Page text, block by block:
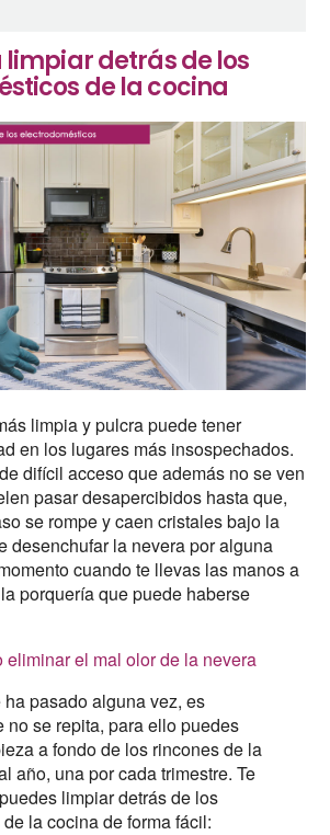
limpiar detrás de los
de la cocina
limpia y pulcra puede tener
en los lugares más insospechados.
difícil acceso que además no se ven
pasar desapercibidos hasta que,
se rompe y caen cristales bajo la
desenchufar la nevera por alguna
cuando te llevas las manos a
porquería que puede haberse
eliminar el mal olor de la nevera
pasado alguna vez, es
no se repita, para ello puedes
a fondo de los rincones de la
año, una por cada trimestre. Te
limpiar detrás de los
la cocina de forma fácil: